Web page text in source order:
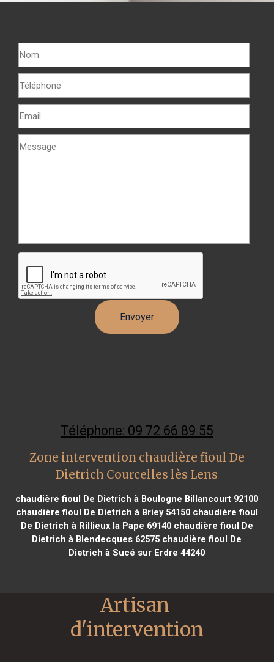
Téléphone: 09 72 66 89 55
Zone intervention chaudière fioul De
Dietrich Courcelles lès Lens
chaudière fioul De Dietrich à Boulogne Billancourt 92100
chaudière fioul De Dietrich à Briey 54150chaudière fioul
De Dietrich à Rillieux la Pape 69140chaudière fioul De
Dietrich à Blendecques 62575 chaudière fioul De
Dietrich à Sucé sur Erdre 44240
Artisan
d'intervention